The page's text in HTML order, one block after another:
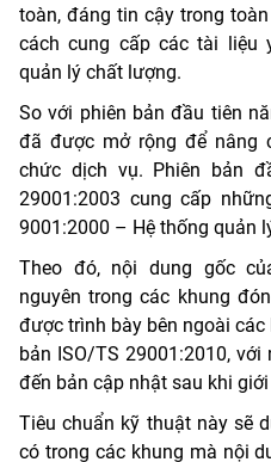
toàn, đáng tin cậy trong
cách cung cấp các tài liệu
quản lý chất lượng.
So với phiên bản đầu tiên
đã được mở rộng để nâng
chức dịch vụ. Phiên bản
29001:2003 cung cấp
9001:2000 – Hệ thống quản
Theo đó, nội dung gốc
nguyên trong các khung
được trình bày bên ngoài
bản ISO/TS 29001:2010,
đến bản cập nhật sau khi
Tiêu chuẩn kỹ thuật này sẽ
có trong các khung mà nội